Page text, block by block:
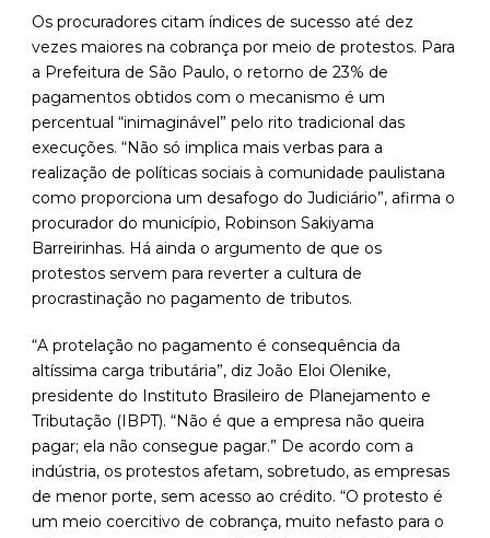
Os procuradores citam índices de sucesso até dez
vezes maiores na cobrança por meio de protestos. Para
a Prefeitura de São Paulo, o retorno de 23% de
pagamentos obtidos com o mecanismo é um
percentual “inimaginável” pelo rito tradicional das
execuções. “Não só implica mais verbas para a
realização de políticas sociais à comunidade paulistana
como proporciona um desafogo do Judiciário”, afirma o
procurador do município, Robinson Sakiyama
Barreirinhas. Há ainda o argumento de que os
protestos servem para reverter a cultura de
procrastinação no pagamento de tributos.
“A protelação no pagamento é consequência da
altíssima carga tributária”, diz João Eloi Olenike,
presidente do Instituto Brasileiro de Planejamento e
Tributação (IBPT). “Não é que a empresa não queira
pagar; ela não consegue pagar.” De acordo com a
indústria, os protestos afetam, sobretudo, as empresas
de menor porte, sem acesso ao crédito. “O protesto é
um meio coercitivo de cobrança, muito nefasto para o